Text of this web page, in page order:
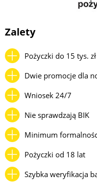
Zalety
Pożyczki do 15 tys. zł
Dwie promocje dla
Wniosek 24/7
Nie sprawdzają BIK
Minimum
Pożyczki od 18 lat
Szybka weryfikacja